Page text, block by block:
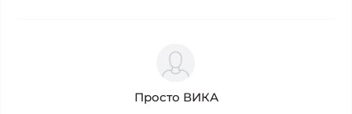
Просто ВИКА